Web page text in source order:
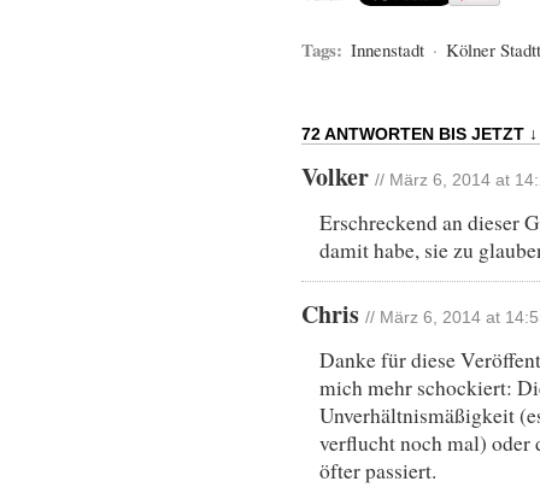
Tags: Innenstadt · Kölner
72 ANTWORTEN BIS JETZT ↓
Volker // März 6, 2014 at
Erschreckend an dieser
damit habe, sie zu
Chris // März 6, 2014 at
Danke für diese
mich mehr schockiert:
Unverhältnismäßigkeit
verflucht noch mal) oder
öfter passiert.